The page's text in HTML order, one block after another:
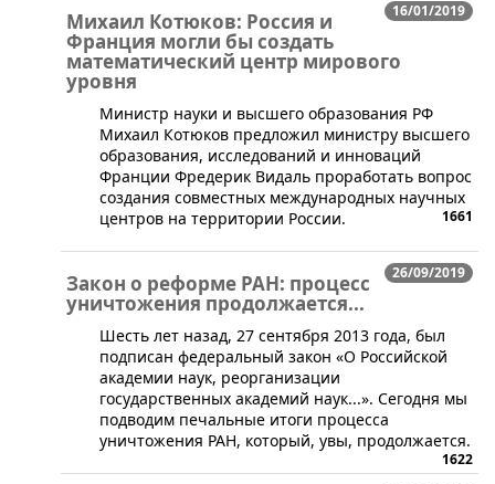
16/01/2019
Михаил Котюков: Россия и
Франция могли бы создать
математический центр мирового
уровня
​Министр науки и высшего образования РФ
Михаил Котюков предложил министру высшего
образования, исследований и инноваций
Франции Фредерик Видаль проработать вопрос
создания совместных международных научных
центров на территории России.
1661
26/09/2019
Закон о реформе РАН: процесс
уничтожения продолжается...
Шесть лет назад, 27 сентября 2013 года, был
подписан федеральный закон «О Российской
академии наук, реорганизации
государственных академий наук...». Сегодня мы
подводим печальные итоги процесса
уничтожения РАН, который, увы, продолжается.
1622